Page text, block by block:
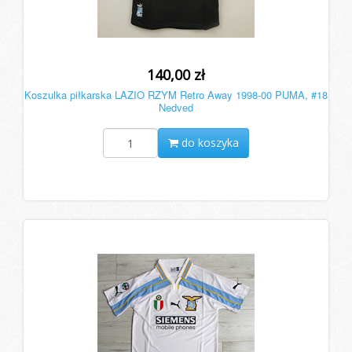
140,00 zł
Koszulka piłkarska LAZIO RZYM Retro Away 1998-00 PUMA, #18
Nedved
do koszyka